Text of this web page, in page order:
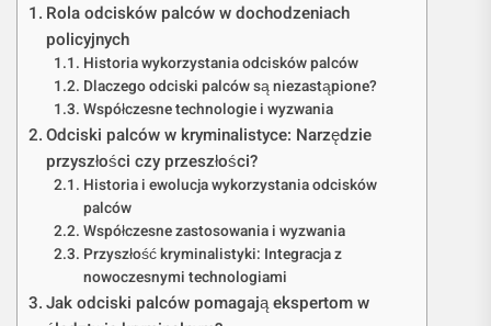
Rola odcisków palców w dochodzeniach
policyjnych
Historia wykorzystania odcisków palców
Dlaczego odciski palców są niezastąpione?
Współczesne technologie i wyzwania
Odciski palców w kryminalistyce: Narzędzie
przyszłości czy przeszłości?
Historia i ewolucja wykorzystania odcisków
palców
Współczesne zastosowania i wyzwania
Przyszłość kryminalistyki: Integracja z
nowoczesnymi technologiami
Jak odciski palców pomagają ekspertom w